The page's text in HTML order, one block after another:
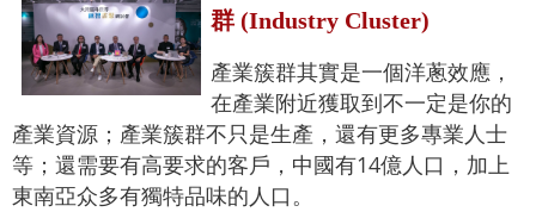
群 (Industry Cluster)
產業簇群其實是一個洋蔥效應，
在產業附近獲取到不一定是你的
產業資源；產業簇群不只是生產，還有更多專業人士
等；還需要有高要求的客戶，中國有14億人口，加上
東南亞众多有獨特品味的人口。